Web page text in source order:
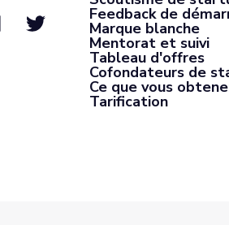
Feedback de
Marque blanche
Mentorat et suivi
Tableau d'offres
Cofondateurs de
Ce que vous
Tarification